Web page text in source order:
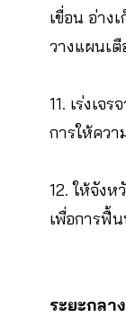
เขื่อน อ่าง
วางแผนเ
11. เร่งเจ
การให้ควา
12. ให้จัง
เพื่อการฟื้
ระยะกลาง